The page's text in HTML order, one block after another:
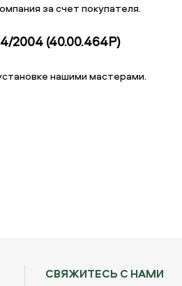
за счет покупателя.
(40.00.464P)
нашими мастерами.
СВЯЖИТЕСЬ С НАМИ